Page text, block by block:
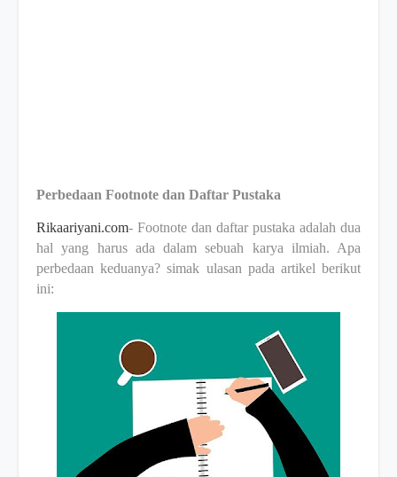
Perbedaan Footnote dan Daftar Pustaka
Rikaariyani.com- Footnote dan daftar pustaka adalah dua
hal yang harus ada dalam sebuah karya ilmiah. Apa
perbedaan keduanya? simak ulasan pada artikel berikut
ini: